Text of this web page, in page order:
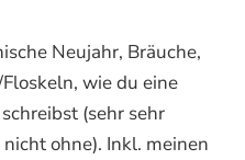
Neujahr, Bräuche,
wie du eine
(sehr sehr
ohne). Inkl. meinen